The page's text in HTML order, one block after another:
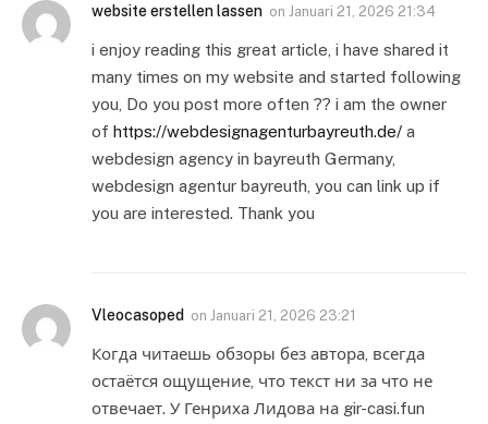
website erstellen lassen on Januari 21, 2026 21:34
i enjoy reading this great article, i have shared it
many times on my website and started following
you, Do you post more often ?? i am the owner
of https://webdesignagenturbayreuth.de/ a
webdesign agency in bayreuth Germany,
webdesign agentur bayreuth, you can link up if
you are interested. Thank you
Vleocasoped on Januari 21, 2026 23:21
Когда читаешь обзоры без автора, всегда
остаётся ощущение, что текст ни за что не
отвечает. У Генриха Лидова на gir-casi.fun